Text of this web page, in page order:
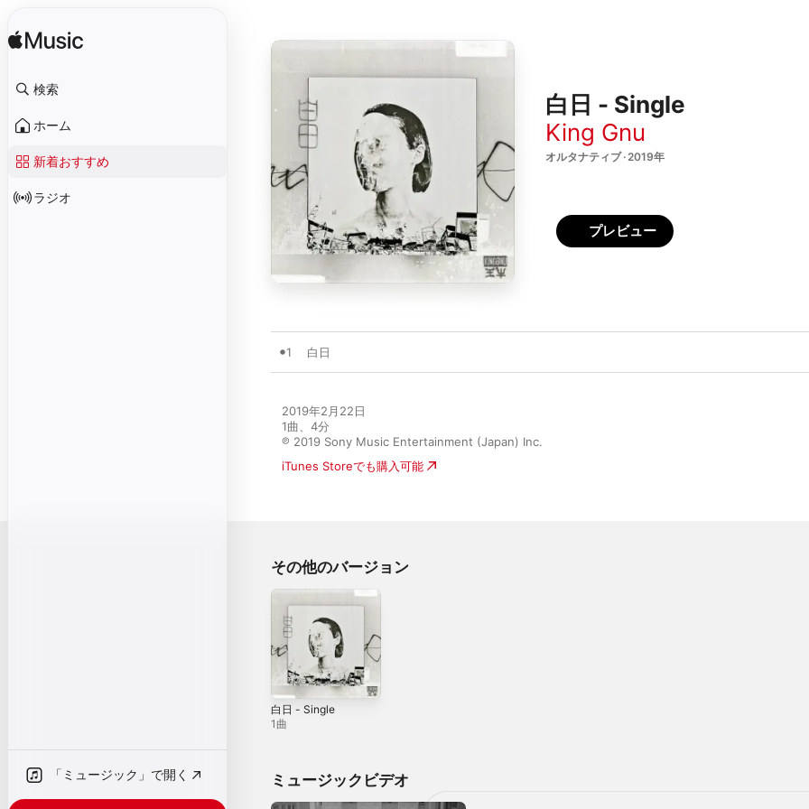
検索
ホーム
新着おすすめ
ラジオ
「ミュージック」で開く
白日 - Single
King Gnu
オルタナティブ · 2019年
プレビュー
1 白日
2019年2月22日
1曲、4分
℗ 2019 Sony Music Entertainment (Japan) Inc.
iTunes Storeでも購入可能
その他のバージョン
白日 - Single
1曲
ミュージックビデオ